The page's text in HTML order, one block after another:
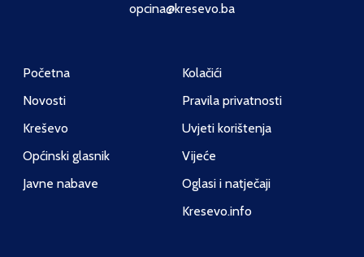
opcina@kresevo.ba
Početna
Novosti
Kreševo
Općinski glasnik
Javne nabave
Kolačići
Pravila privatnosti
Uvjeti korištenja
Vijeće
Oglasi i natječaji
Kresevo.info